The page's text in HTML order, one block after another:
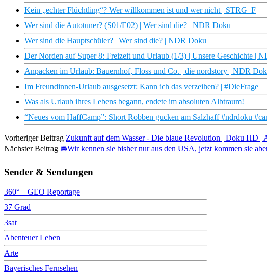
Kein „echter Flüchtling“? Wer willkommen ist und wer nicht | STRG_F
Wer sind die Autotuner? (S01/E02) | Wer sind die? | NDR Doku
Wer sind die Hauptschüler? | Wer sind die? | NDR Doku
Der Norden auf Super 8: Freizeit und Urlaub (1/3) | Unsere Geschichte |
Anpacken im Urlaub: Bauernhof, Floss und Co. | die nordstory | NDR
Im Freundinnen-Urlaub ausgesetzt: Kann ich das verzeihen? | #DieFrage
Was als Urlaub ihres Lebens begann, endete im absoluten Albtraum!
“Neues vom HaffCamp”: Short Robben gucken am Salzhaff #ndrdoku
Vorheriger Beitrag Zukunft auf dem Wasser - Die blaue Revolution | Doku HD |
Nächster Beitrag 🚘Wir kennen sie bisher nur aus den USA, jetzt kommen sie
Sender & Sendungen
360° – GEO Reportage
37 Grad
3sat
Abenteuer Leben
Arte
Bayerisches Fernsehen